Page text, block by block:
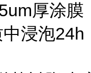
厚涂膜
浸泡24h